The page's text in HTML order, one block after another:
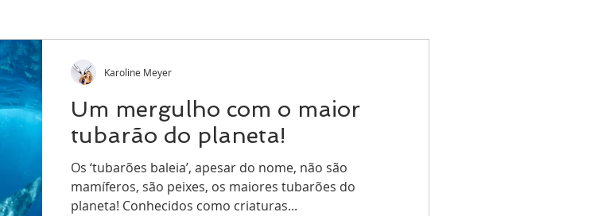
Um mergulho com o maior
tubarão do planeta!
Os ‘tubarões baleia’, apesar do nome, não são
mamíferos, são peixes, os maiores tubarões do
planeta! Conhecidos como criaturas...
Karoline Meyer